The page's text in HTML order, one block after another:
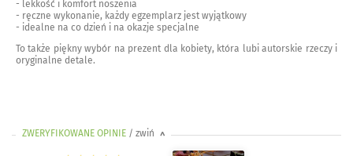
- lekkość i komfort noszenia
- ręczne wykonanie, każdy egzemplarz jest wyjątkowy
- idealne na co dzień i na okazje specjalne
To także piękny wybór na prezent dla kobiety, która lubi autorskie rzeczy i
oryginalne detale.
ZWERYFIKOWANE OPINIE / zwiń >